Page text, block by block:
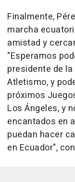
Finalmente,
marcha
amistad y
"Esperamos
presidente de
Atletismo, y
próximos
Los Ángeles, y
encantados en
puedan hacer
en Ecuador",